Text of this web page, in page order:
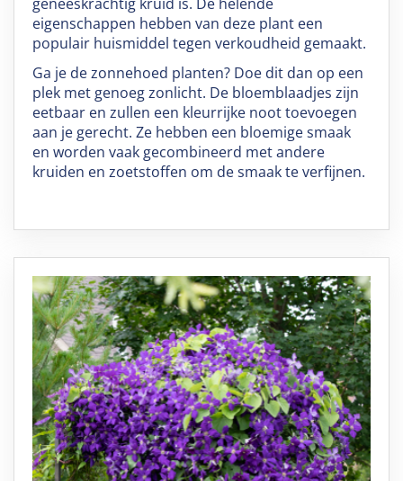
eigenschappen hebben van deze plant een
populair huismiddel tegen verkoudheid gemaakt.
Ga je de zonnehoed planten? Doe dit dan op een
plek met genoeg zonlicht. De bloemblaadjes zijn
eetbaar en zullen een kleurrijke noot toevoegen
aan je gerecht. Ze hebben een bloemige smaak
en worden vaak gecombineerd met andere
kruiden en zoetstoffen om de smaak te verfijnen.